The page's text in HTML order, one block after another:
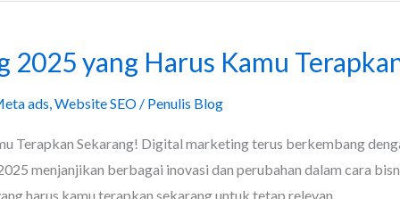
yang Harus Kamu
ads,Website SEO / Penulis Blog
Terapkan Sekarang! Digital marketing terus berkembang
menjanjikan berbagai inovasi dan perubahan dalam cara
harus kamu terapkan sekarang untuk tetap relevan